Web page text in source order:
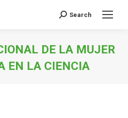
Buscar:
Search
DE LA MUJER
EN LA CIENCIA